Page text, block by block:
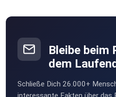
Bleibe beim
dem
Schließe Dich 26.000+